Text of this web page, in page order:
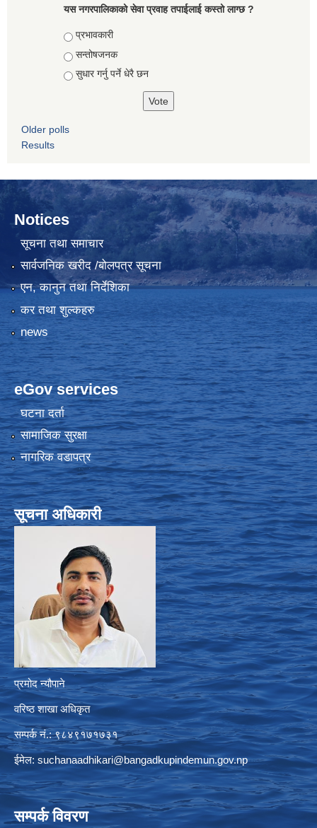
यस नगरपालिकाको सेवा प्रवाह तपाईलाई कस्तो लाग्छ ?
Choices
प्रभावकारी
सन्तोषजनक
सुधार गर्नु पर्ने धेरै छन
Older polls
Results
Notices
सूचना तथा समाचार
सार्वजनिक खरीद /बोलपत्र सूचना
एन, कानुन तथा निर्देशिका
कर तथा शुल्कहरु
news
eGov services
घटना दर्ता
सामाजिक सुरक्षा
नागरिक वडापत्र
सूचना अधिकारी
प्रमोद न्यौपाने
वरिष्ठ शाखा अधिकृत
सम्पर्क नं.: ९८४९१७१७३१
ईमेल: suchanaadhikari@bangadkupindemun.gov.np
सम्पर्क विवरण